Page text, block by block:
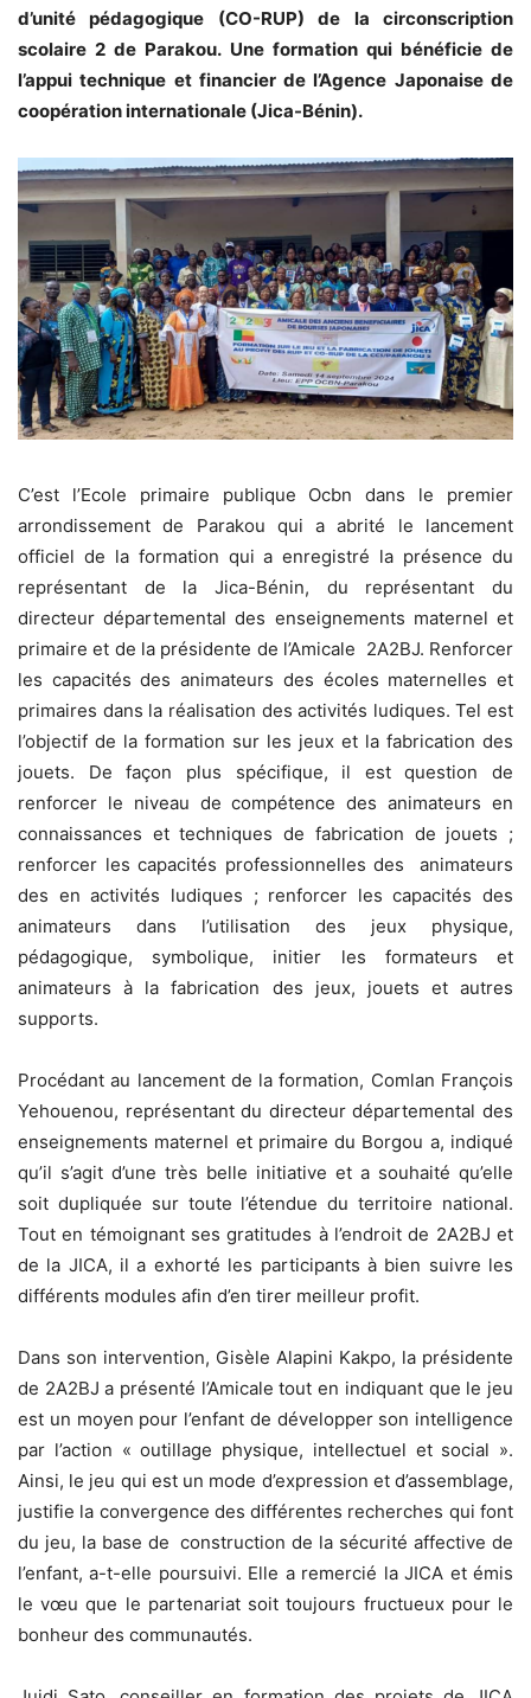
d’unité pédagogique (CO-RUP) de la circonscription
scolaire 2 de Parakou. Une formation qui bénéficie de
l’appui technique et financier de l’Agence Japonaise de
coopération internationale (Jica-Bénin).
C’est l’Ecole primaire publique Ocbn dans le premier
arrondissement de Parakou qui a abrité le lancement
officiel de la formation qui a enregistré la présence du
représentant de la Jica-Bénin, du représentant du
directeur départemental des enseignements maternel et
primaire et de la présidente de l’Amicale 2A2BJ. Renforcer
les capacités des animateurs des écoles maternelles et
primaires dans la réalisation des activités ludiques. Tel est
l’objectif de la formation sur les jeux et la fabrication des
jouets. De façon plus spécifique, il est question de
renforcer le niveau de compétence des animateurs en
connaissances et techniques de fabrication de jouets ;
renforcer les capacités professionnelles des animateurs
des en activités ludiques ; renforcer les capacités des
animateurs dans l’utilisation des jeux physique,
pédagogique, symbolique, initier les formateurs et
animateurs à la fabrication des jeux, jouets et autres
supports.
Procédant au lancement de la formation, Comlan François
Yehouenou, représentant du directeur départemental des
enseignements maternel et primaire du Borgou a, indiqué
qu’il s’agit d’une très belle initiative et a souhaité qu’elle
soit dupliquée sur toute l’étendue du territoire national.
Tout en témoignant ses gratitudes à l’endroit de 2A2BJ et
de la JICA, il a exhorté les participants à bien suivre les
différents modules afin d’en tirer meilleur profit.
Dans son intervention, Gisèle Alapini Kakpo, la présidente
de 2A2BJ a présenté l’Amicale tout en indiquant que le jeu
est un moyen pour l’enfant de développer son intelligence
par l’action « outillage physique, intellectuel et social ».
Ainsi, le jeu qui est un mode d’expression et d’assemblage,
justifie la convergence des différentes recherches qui font
du jeu, la base de construction de la sécurité affective de
l’enfant, a-t-elle poursuivi. Elle a remercié la JICA et émis
le vœu que le partenariat soit toujours fructueux pour le
bonheur des communautés.